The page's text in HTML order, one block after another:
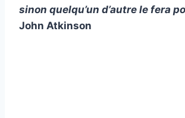
sinon quelqu’un d’autre le fera
John Atkinson